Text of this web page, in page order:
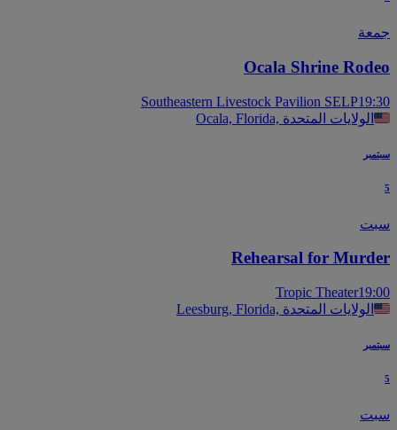
Ocala Shrine
Southeastern Livestock Pavilion SELP
Ocala, Florida, الولايات المتحدة
Rehearsal for
Tropic Theater
Leesburg, Florida, الولايات المتحدة